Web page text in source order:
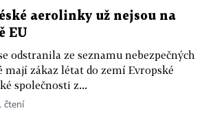
aerolinky už nejsou na
EU
odstranila ze seznamu nebezpečných
zákaz létat do zemí Evropské
společnosti z...
čtení